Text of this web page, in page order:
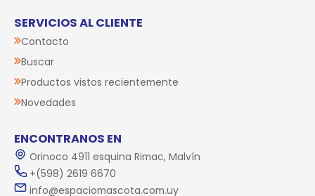
SERVICIOS AL CLIENTE
Contacto
Buscar
Productos vistos recientemente
Novedades
ENCONTRANOS EN
Orinoco 4911 esquina Rimac, Malvín
+(598) 2619 6670
info@espaciomascota.com.uy